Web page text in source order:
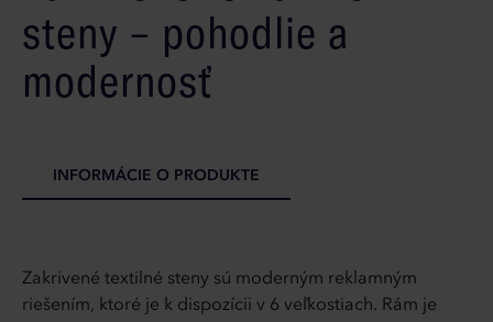
steny – pohodlie a
modernosť
INFORMÁCIE O PRODUKTE
Zakrivené textilné steny sú moderným reklamným
riešením, ktoré je k dispozícii v 6 veľkostiach. Rám je